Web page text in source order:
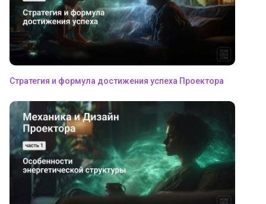
Стратегия и формула достижения успеха Проектора